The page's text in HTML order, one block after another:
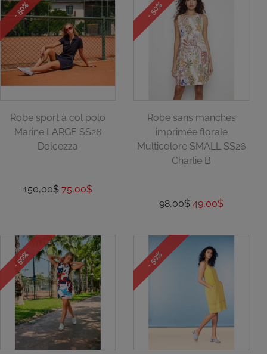
- 50%
Robe sport à col polo
Marine LARGE SS26
Dolcezza
150,00$ 75,00$
- 50%
Robe sans manches
imprimée florale
Multicolore SMALL SS26
Charlie B
98,00$ 49,00$
- 50% - 50%